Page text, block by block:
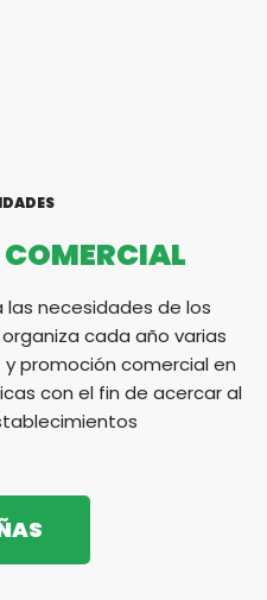
necesidades de los
cada año varias
promoción comercial en
con el fin de acercar al